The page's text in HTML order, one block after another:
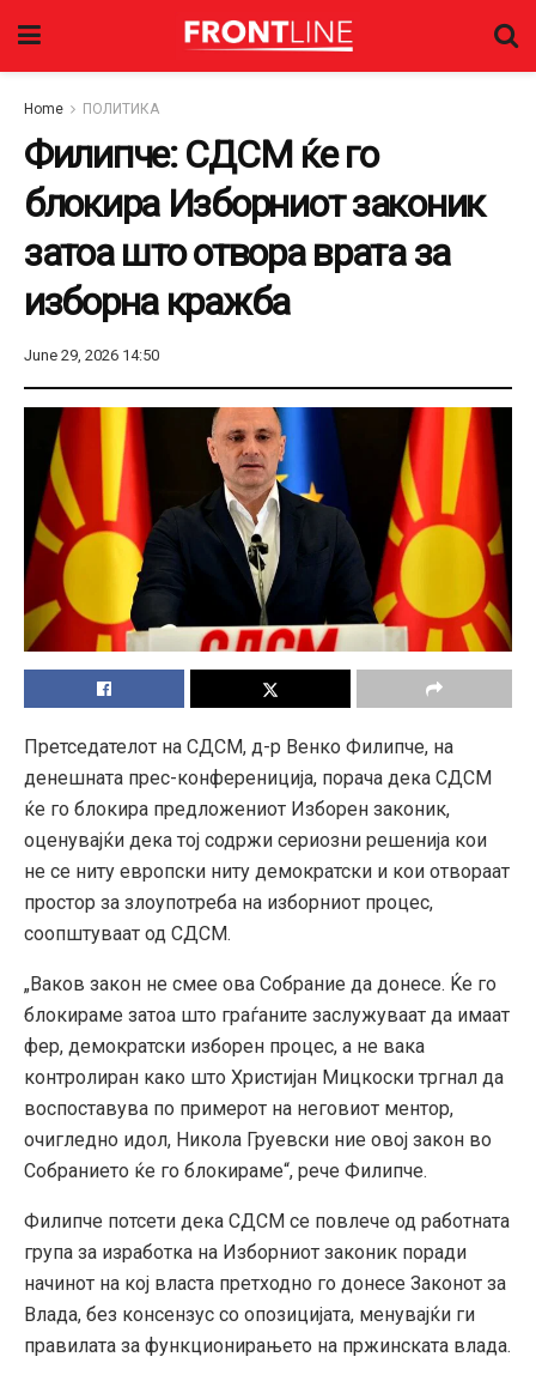
Home ПОЛИТИКА
Филипче: СДСМ ќе го
блокира Изборниот законик
затоа што отвора врата за
изборна кражба
June 29, 2026 14:50
Претседателот на СДСМ, д-р Венко Филипче, на
денешната прес-конферениција, порача дека СДСМ
ќе го блокира предложениот Изборен законик,
оценувајќи дека тој содржи сериозни решенија кои
не се ниту европски ниту демократски и кои отвораат
простор за злоупотреба на изборниот процес,
соопштуваат од СДСМ.
„Ваков закон не смее ова Собрание да донесе. Ќе го
блокираме затоа што граѓаните заслужуваат да имаат
фер, демократски изборен процес, а не вака
контролиран како што Христијан Мицкоски тргнал да
воспоставува по примерот на неговиот ментор,
очигледно идол, Никола Груевски ние овој закон во
Собранието ќе го блокираме“, рече Филипче.
Филипче потсети дека СДСМ се повлече од работната
група за изработка на Изборниот законик поради
начинот на кој власта претходно го донесе Законот за
Влада, без консензус со опозицијата, менувајќи ги
правилата за функционирањето на пржинската влада.